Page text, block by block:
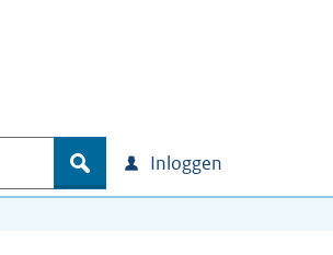
zoek Inloggen